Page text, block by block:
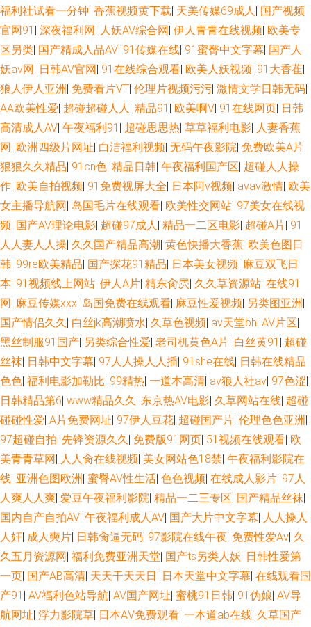
福利社试看一分钟| 香蕉视频黄下载| 天美传媒69成人| 国产视频
官网91 | 深夜福利网| 人妖AV综合网| 伊人青青在线视频| 欧美专
区另类| 国产精成人品AV| 91传媒在线| 91蜜臀中文字幕| 国产人
妖av网| 日韩AV官网| 91在线综合观看| 欧美人妖视频| 91大香萑|
狼人伊人亚洲 | 免费看片VT| 伦理片视频污污| 激情文学日韩无码|
AA欧美性爱| 超碰超碰人人| 精品91 | 欧美啊V| 91在线网页| 日韩
高清成人AV| 午夜福利91 | 超碰思思热| 草草福利电影| 人妻香蕉
网| 欧洲四级片网址| 白洁福利视频| 无码午夜影院| 免费欧美A片|
狠狠久久精品| 91cn色| 精品日韩| 午夜福利国产区| 超碰人人操
作| 欧美自拍视频| 91免费视屏大全| 日本阿v视频| avav激情| 欧美
女主播导航网| 岛国毛片在线观看| 欧美性交网站| 97美女在线视
频| 国产AV理论电影| 超碰97成人| 精品一二区电影| 超碰A片| 91
人人妻人人操| 久久国产精品高潮| 黄色快播大香蕉| 欧美色图日
韩| 99re欧美精品| 国产探花91精品| 日本美女视频| 麻豆双飞日
本| 91视频线上网站| 伊人A片| 精东肏屄| 久久草资源站| 在线91
网| 麻豆传媒xxx| 岛国免费在线观看| 麻豆性爱视频| 另类图亚洲 |
国产情侣久久| 白丝jk高潮喷水| 久草色视频| av天堂bh| AV片区|
黑丝制服91国产| 另类综合性爱| 老司机黄色A片| 白丝黄91 | 超碰
丝袜| 日韩中文字幕| 97人人操人人插| 91she在线| 日韩在线精品
色色| 福利电影加勒比| 99精热| 一道本高清| av狼人社av| 97色涩|
日韩精品第6| www精品久久| 东京热AV电影| 久草网站在线| 超碰
碰碰性爱| A片免费网址| 97伊人豆花| 超碰国产片| 伦理色色亚洲 |
97超碰自拍| 先锋资源久久| 免费版91网页| 51视频在线观看| 欧
美青青草网| 人人肏在线视频| 美女网站色18禁| 午夜福利影院在
线| 亚洲色图欧洲 | 蜜臀AV性生活| 色色视频| 在线成人影片| 97人
人爽人人爽| 爱豆午夜福利影院| 精品一二三专区| 国产精品丝袜|
国内自产自拍AV| 午夜福利成人AV| 国产大片中文字幕| 人人操人
人奸| 成人奭片| 日韩肏逼无码| 97影院在线午夜| 免费性爱Av| 久
久五月资源网| 福利免费亚洲天堂| 国产ts另类人妖| 日韩性爱第
一页| 国产AB高清| 天天干天天日| 日本天堂中文字幕| 在线观看国
产91 | AV福利色站导航| AV国产网址| 蜜桃91日韩| 91伪娘| AV导
航网址| 浮力影院草| 日本AⅤ免费观看| 一本道ab在线| 久草国产